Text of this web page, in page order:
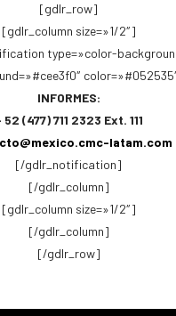
[gdlr_row]
[gdlr_column size=»1/2″]
type=»color-
INFORMES:
52 (477) 711 2323 Ext. 111
latam.com
[/gdlr_notification]
[/gdlr_column]
[gdlr_column size=»1/2″]
[/gdlr_column]
[/gdlr_row]